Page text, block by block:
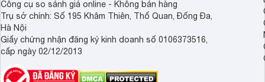
Công cụ so sánh giá online - Không bán hàng
Trụ sở chính: Số 195 Khâm Thiên, Thổ Quan, Đống Đa,
Hà Nội
Giấy chứng nhận đăng ký kinh doanh số 0106373516,
cấp ngày 02/12/2013